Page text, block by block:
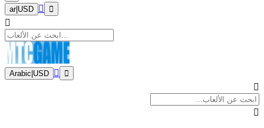
ar| USD
Arabic USD